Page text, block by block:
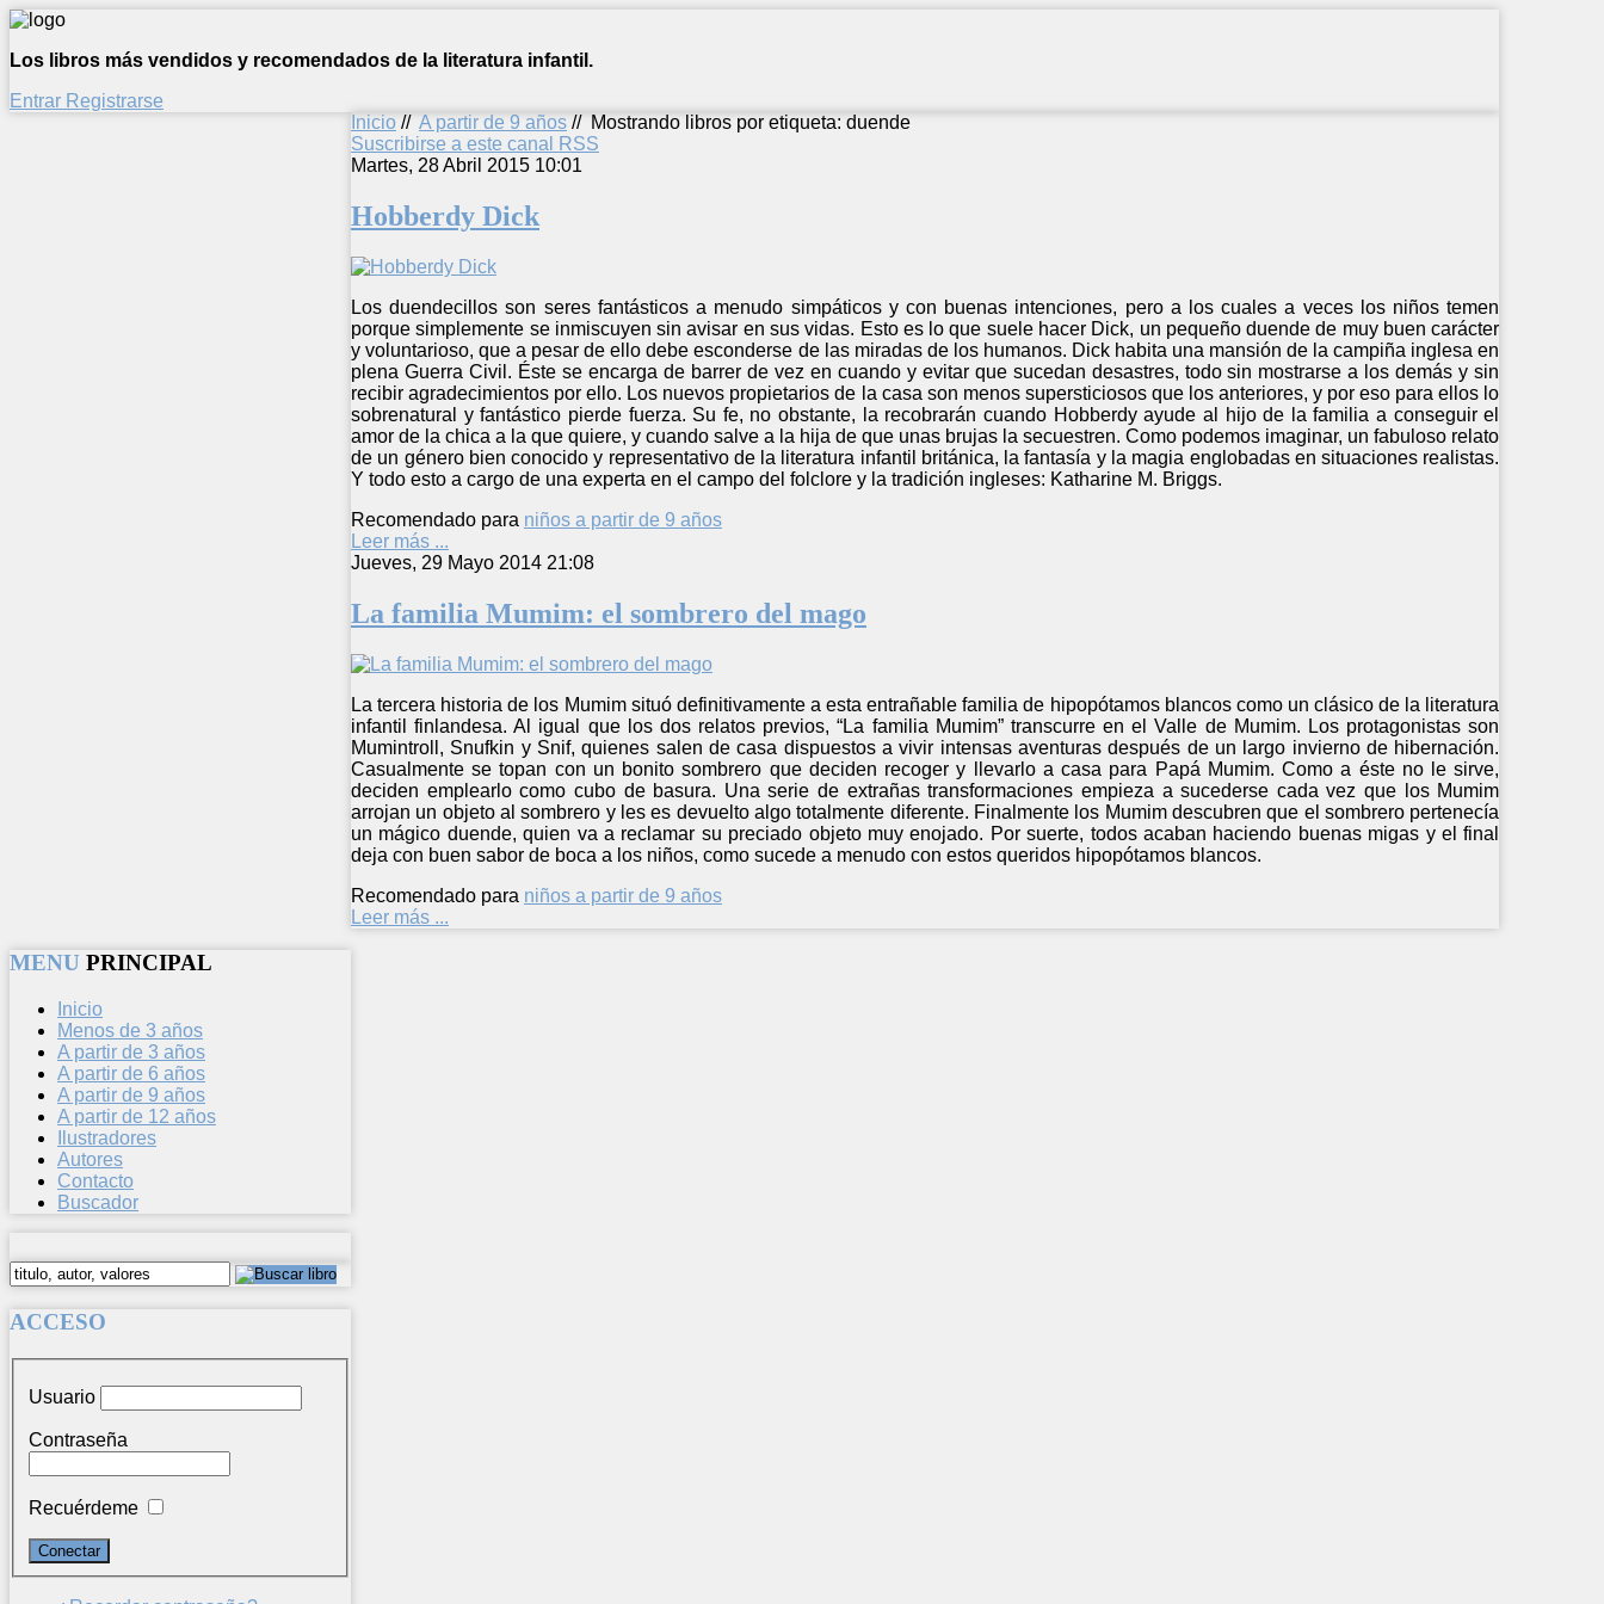
Los libros más vendidos y recomendados de la literatura infantil.
Entrar Registrarse
Inicio // A partir de 9 años // Mostrando libros por etiqueta: duende
Suscribirse a este canal RSS
Martes, 28 Abril 2015 10:01
Hobberdy Dick
Los duendecillos son seres fantásticos a menudo simpáticos y con buenas intenciones, pero a los cuales a veces los niños temen
porque simplemente se inmiscuyen sin avisar en sus vidas. Esto es lo que suele hacer Dick, un pequeño duende de muy buen carácter
y voluntarioso, que a pesar de ello debe esconderse de las miradas de los humanos. Dick habita una mansión de la campiña inglesa en
plena Guerra Civil. Éste se encarga de barrer de vez en cuando y evitar que sucedan desastres, todo sin mostrarse a los demás y sin
recibir agradecimientos por ello. Los nuevos propietarios de la casa son menos supersticiosos que los anteriores, y por eso para ellos lo
sobrenatural y fantástico pierde fuerza. Su fe, no obstante, la recobrarán cuando Hobberdy ayude al hijo de la familia a conseguir el
amor de la chica a la que quiere, y cuando salve a la hija de que unas brujas la secuestren. Como podemos imaginar, un fabuloso relato
de un género bien conocido y representativo de la literatura infantil británica, la fantasía y la magia englobadas en situaciones realistas.
Y todo esto a cargo de una experta en el campo del folclore y la tradición ingleses: Katharine M. Briggs.
Recomendado para niños a partir de 9 años
Leer más ...
Jueves, 29 Mayo 2014 21:08
La familia Mumim: el sombrero del mago
La tercera historia de los Mumim situó definitivamente a esta entrañable familia de hipopótamos blancos como un clásico de la literatura
infantil finlandesa. Al igual que los dos relatos previos, “La familia Mumim” transcurre en el Valle de Mumim. Los protagonistas son
Mumintroll, Snufkin y Snif, quienes salen de casa dispuestos a vivir intensas aventuras después de un largo invierno de hibernación.
Casualmente se topan con un bonito sombrero que deciden recoger y llevarlo a casa para Papá Mumim. Como a éste no le sirve,
deciden emplearlo como cubo de basura. Una serie de extrañas transformaciones empieza a sucederse cada vez que los Mumim
arrojan un objeto al sombrero y les es devuelto algo totalmente diferente. Finalmente los Mumim descubren que el sombrero pertenecía
un mágico duende, quien va a reclamar su preciado objeto muy enojado. Por suerte, todos acaban haciendo buenas migas y el final
deja con buen sabor de boca a los niños, como sucede a menudo con estos queridos hipopótamos blancos.
Recomendado para niños a partir de 9 años
Leer más ...
MENU PRINCIPAL
Inicio
Menos de 3 años
A partir de 3 años
A partir de 6 años
A partir de 9 años
A partir de 12 años
Ilustradores
Autores
Contacto
Buscador
ACCESO
Usuario
Contraseña
Recuérdeme